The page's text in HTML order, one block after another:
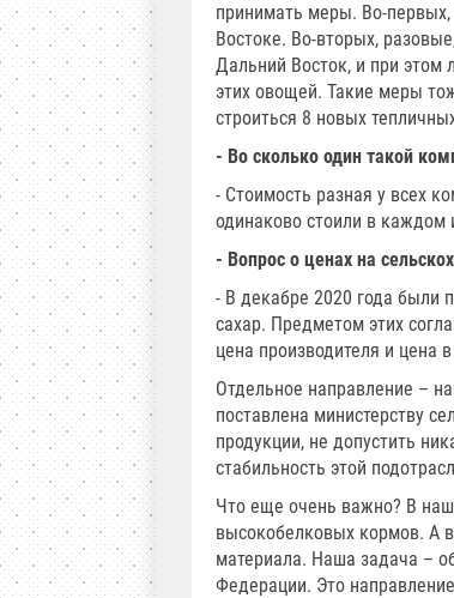
принимать меры. Во-
Востоке. Во-вторых,
Дальний Восток, и при этом
этих овощей. Такие меры
строиться 8 новых
- Во сколько один такой
- Стоимость разная у всех
одинаково стоили в каждом
- Вопрос о ценах на
- В декабре 2020 года были
сахар. Предметом этих
цена производителя и цена
Отдельное направление –
поставлена министерству
продукции, не допустить
стабильность этой
Что еще очень важно? В
высокобелковых кормов. А
материала. Наша задача –
Федерации. Это